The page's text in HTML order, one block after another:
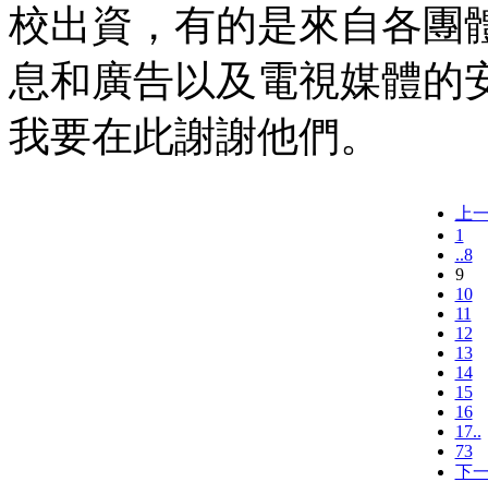
校出資，有的是來自各團
息和廣告以及電視媒體的
我要在此謝謝他們。
上
1
..8
9
10
11
12
13
14
15
16
17..
73
下